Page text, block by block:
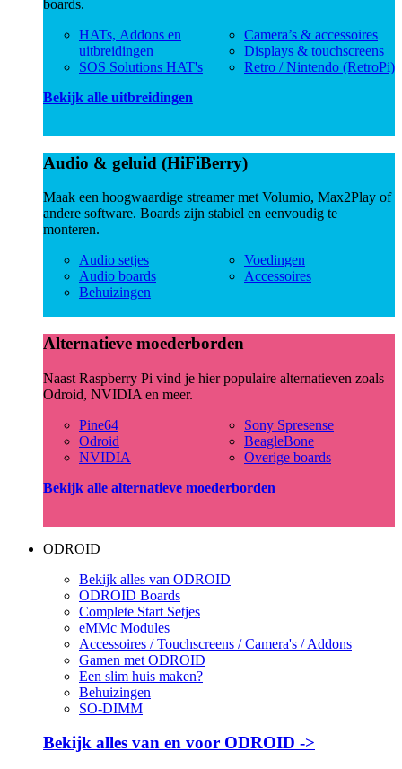
boards.
HATs, Addons en
uitbreidingen
SOS Solutions HAT's
Camera’s & accessoires
Displays & touchscreens
Retro / Nintendo (RetroPi)
Bekijk alle uitbreidingen
Audio & geluid (HiFiBerry)
Maak een hoogwaardige streamer met Volumio, Max2Play of
andere software. Boards zijn stabiel en eenvoudig te
monteren.
Audio setjes
Audio boards
Behuizingen
Voedingen
Accessoires
Alternatieve moederborden
Naast Raspberry Pi vind je hier populaire alternatieven zoals
Odroid, NVIDIA en meer.
Pine64
Odroid
NVIDIA
Sony Spresense
BeagleBone
Overige boards
Bekijk alle alternatieve moederborden
ODROID
Bekijk alles van ODROID
ODROID Boards
Complete Start Setjes
eMMc Modules
Accessoires / Touchscreens / Camera's / Addons
Gamen met ODROID
Een slim huis maken?
Behuizingen
SO-DIMM
Bekijk alles van en voor ODROID ->